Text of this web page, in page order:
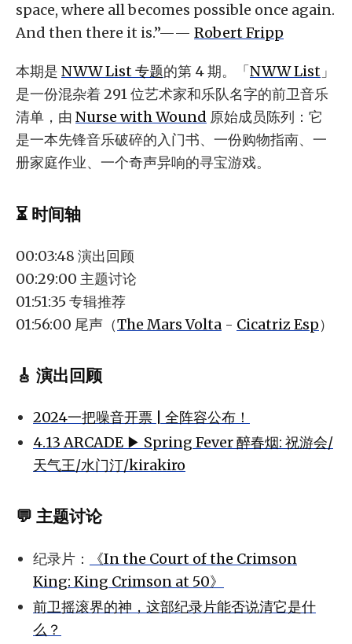
space, where all becomes possible once again.
And then there it is.”—— Robert Fripp
本期是 NWW List 专题的第 4 期。「NWW List 」
是一份混杂着 291 位艺术家和乐队名字的前卫音乐
清单，由 Nurse with Wound 原始成员陈列：它
是一本先锋音乐破碎的入门书、一份购物指南、一
册家庭作业、一个奇声异响的寻宝游戏。
⏳ 时间轴
00:03:48 演出回顾
00:29:00 主题讨论
01:51:35 专辑推荐
01:56:00 尾声（The Mars Volta - Cicatriz Esp）
🎸 演出回顾
2024一把噪音开票 | 全阵容公布！
4.13 ARCADE ▶ Spring Fever 醉春烟: 祝游会/
天气王/水门汀/kirakiro
💬 主题讨论
纪录片：
《In the Court of the Crimson
King: King Crimson at 50》
前卫摇滚界的神，这部纪录片能否说清它是什
么？